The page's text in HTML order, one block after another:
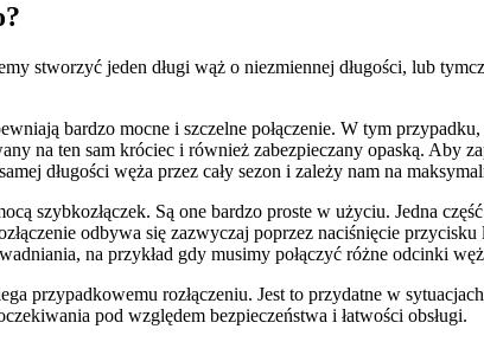
stworzyć jeden długi wąż o niezmiennej długości, lub
bardzo mocne i szczelne połączenie. W tym
na ten sam króciec i również zabezpieczany opaską. Aby
długości węża przez cały sezon i zależy nam na
szybkozłączek. Są one bardzo proste w użyciu. Jedna
odbywa się zazwyczaj poprzez naciśnięcie
na przykład gdy musimy połączyć różne odcinki
przypadkowemu rozłączeniu. Jest to przydatne w
pod względem bezpieczeństwa i łatwości obsługi.